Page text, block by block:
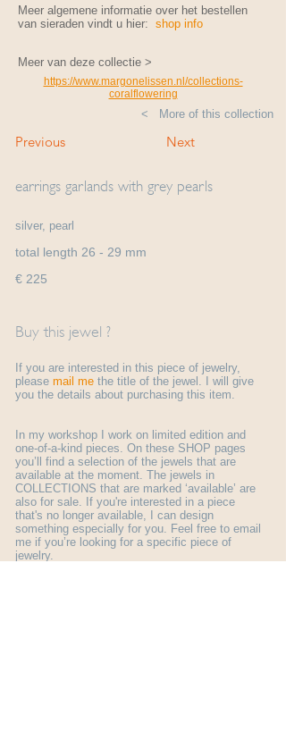
Meer algemene informatie over het bestellen
van sieraden vindt u hier: shop info
Meer van deze collectie >
https://www.margonelissen.nl/collections-
coralflowering
< More of this collection
Previous Next
earrings garlands with grey pearls
silver, pearl
total length 26 - 29 mm
€ 225
Buy this jewel ?
If you are interested in this piece of jewelry,
please mail me the title of the jewel. I will give
you the details about purchasing this item.
In my workshop I work on limited edition and
one-of-a-kind pieces. On these SHOP pages
you’ll find a selection of the jewels that are
available at the moment. The jewels in
COLLECTIONS that are marked ‘available’ are
also for sale. If you're interested in a piece
that's no longer available, I can design
something especially for you. Feel free to email
me if you’re looking for a specific piece of
jewelry.